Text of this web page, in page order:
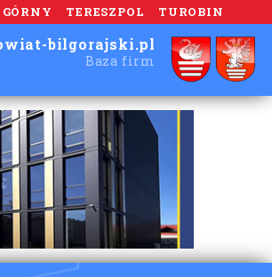
TERESZPOL TUROBIN
bilgorajski.pl
Baza firm